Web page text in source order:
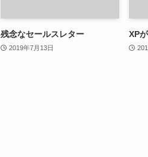
残念なセールスレター
2019年7月13日
XP